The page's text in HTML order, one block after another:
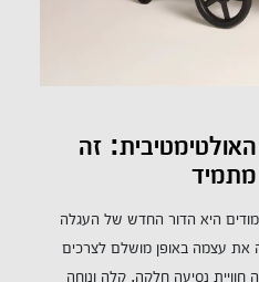
זה
מתמיד
לאחים/צמודים היא הדור החדש של העגלה
את עצמה באופן מושלם לצרכים
נסיעה חלקה, קלה ונוחה